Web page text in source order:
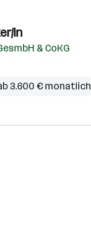
in
& CoKG
3.600 € monatlich